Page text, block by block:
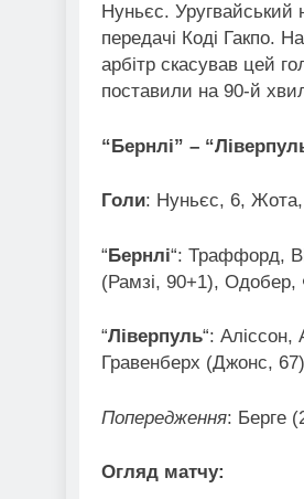
Нуньєс. Уругвайський
передачі Коді Гакпо.
арбітр скасував цей
поставили на 90-й
“Бернлі” –
Голи: Нуньєс, 6,
“Бернлі“: Траффорд,
(Рамзі, 90+1),
“Ліверпуль“:
Гравенберх (Джонс,
Попередження: Берге
Огляд матчу: